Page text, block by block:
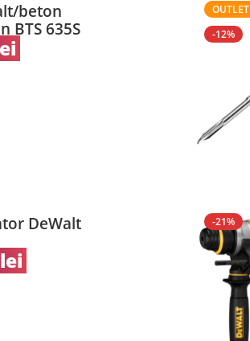
beton
BTS 635S
OUTLET
-12%
DeWalt
lei
-21%